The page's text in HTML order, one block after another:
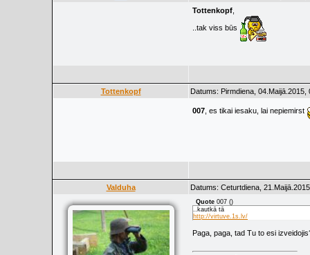
Tottenkopf
..tak viss būs
Tottenkopf Datums: Pirmdiena,
007 , es tikai iesaku, lai nepiemirst
Valduha Datums: Ceturtdiena,
Quote 007 ()
..kautkā tā
http://virtuve.1s.lv/
Paga, paga, tad Tu to esi